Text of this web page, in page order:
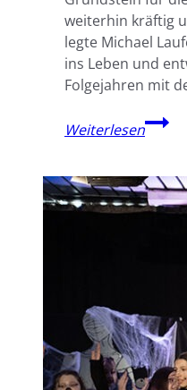
weiterhin kräftig
legte Michael
ins Leben und
Folgejahren mit
Weiterlesen
=